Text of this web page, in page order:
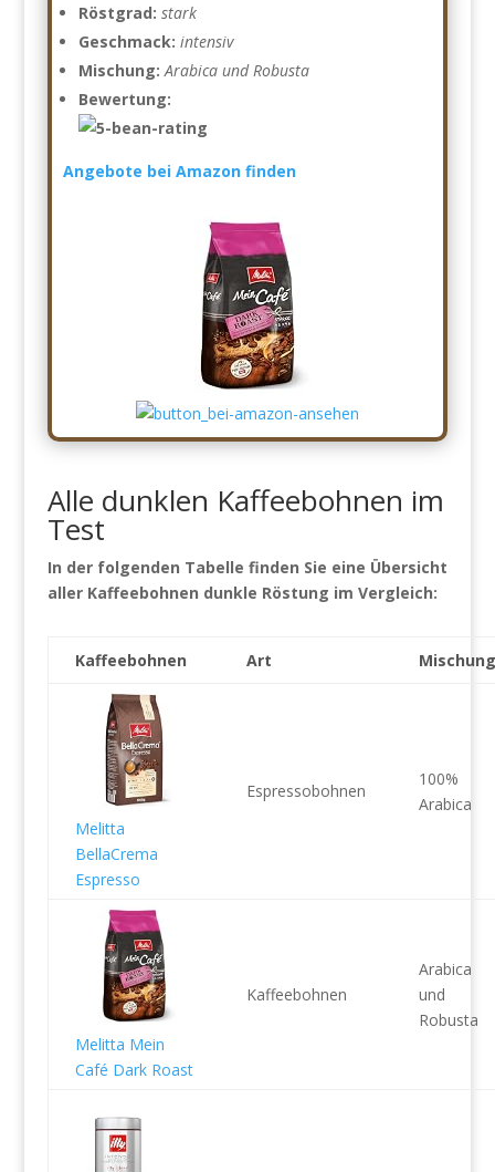
Röstgrad: stark
Geschmack: intensiv
Mischung: Arabica und Robusta
Bewertung:
Angebote bei Amazon finden
Alle dunklen Kaffeebohnen im
Test
In der folgenden Tabelle finden Sie eine Übersicht
aller Kaffeebohnen dunkle Röstung im Vergleich:
Kaffeebohnen Art Mischung
Melitta
BellaCrema
Espresso
Espressobohnen
100%
Arabica
Melitta Mein
Café Dark Roast
Kaffeebohnen
Arabica
und
Robusta